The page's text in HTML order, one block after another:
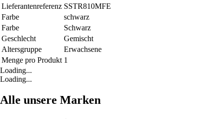
Lieferantenreferenz SSTR810MFE
Farbe
schwarz
Farbe
Schwarz
Geschlecht
Gemischt
Altersgruppe
Erwachsene
Menge pro Produkt 1
Loading...
Loading...
Alle unsere Marken